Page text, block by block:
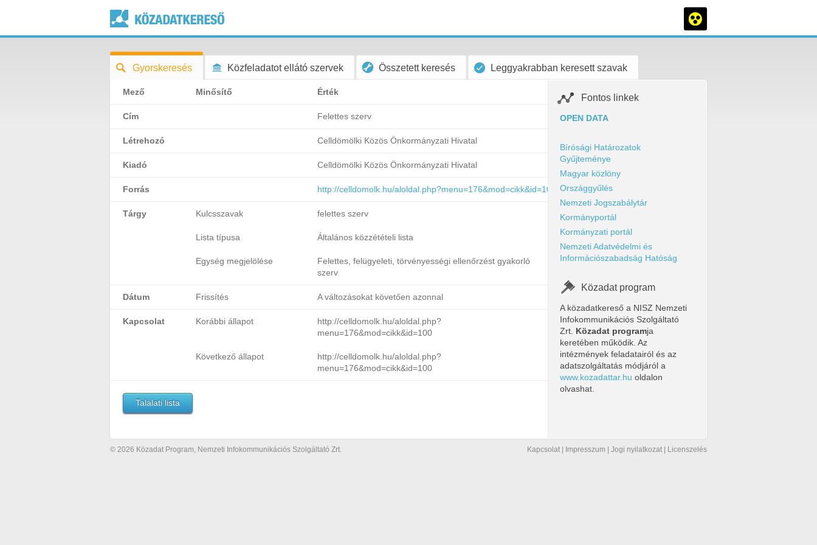
Gyorskeresés Közfeladatot ellátó szervek Összetett keresés Leggyakrabban keresett szavak
Mező Minősítő Érték
Cím Felettes szerv
Létrehozó Celldömölki Közös Önkormányzati Hivatal
Kiadó Celldömölki Közös Önkormányzati Hivatal
Forrás http://celldomolk.hu/aloldal.php?menu=176&mod=cikk&id=100
Tárgy Kulcsszavak felettes szerv
Lista típusa Általános közzétételi lista
Egység megjelölése
Felettes, felügyeleti, törvényességi ellenőrzést gyakorló
szerv
Dátum Frissítés A változásokat követően azonnal
Kapcsolat Korábbi állapot
http://celldomolk.hu/aloldal.php?
menu=176&mod=cikk&id=100
Következő állapot
http://celldomolk.hu/aloldal.php?
menu=176&mod=cikk&id=100
Találati lista
Fontos linkek
OPEN DATA
Bírósági Határozatok
Gyűjteménye
Magyar közlöny
Országgyűlés
Nemzeti Jogszabálytár
Kormányportál
Kormányzati portál
Nemzeti Adatvédelmi és
Információszabadság Hatóság
Közadat program
A közadatkereső a NISZ Nemzeti
Infokommunikációs Szolgáltató
Zrt. Közadat programja
keretében működik. Az
intézmények feladatairól és az
adatszolgáltatás módjáról a
www.kozadattar.hu oldalon
olvashat.
© 2026 Közadat Program, Nemzeti Infokommunikációs Szolgáltató Zrt. Kapcsolat Impresszum Jogi nyilatkozat Licenszelés